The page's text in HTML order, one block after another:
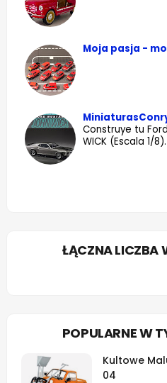
Moja pasja -
Construye tu
WICK (Escala 1/8).
ŁĄCZNA LICZBA
POPULARNE W
Kultowe
04